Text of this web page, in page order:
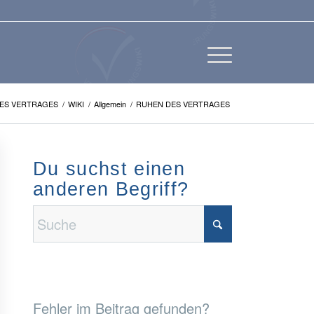
VERTRAGES / WIKI / Allgemein / RUHEN DES VERTRAGES
Du suchst einen
anderen Begriff?
Fehler im Beitrag gefunden?